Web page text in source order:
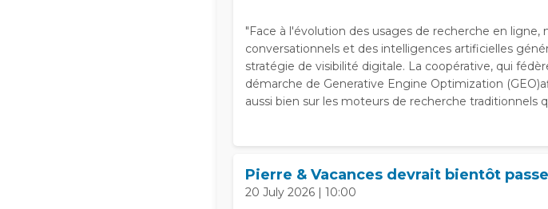
"Face à l'évolution des usages de recherche en
conversationnels et des intelligences artificielles
stratégie de visibilité digitale. La coopérative, qui
démarche de Generative Engine Optimization
aussi bien sur les moteurs de recherche traditionnels
Pierre & Vacances devrait bientôt
20 July 2026 | 10:00